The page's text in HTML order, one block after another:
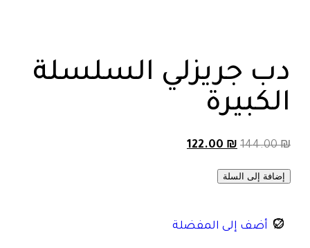
دب جريزلي السلسلة
الكبيرة
144.00₪
122.00₪
إضافة إلى السلة
أضف إلى المفضلة